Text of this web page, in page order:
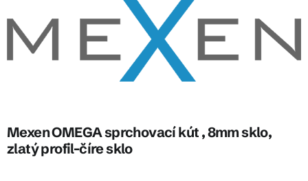
Mexen OMEGA sprchovací kút , 8mm sklo,
zlatý profil-číre sklo